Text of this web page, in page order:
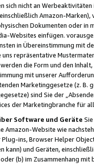
sich nicht an
Amazon-
Dokumenten oder in
Websites einfügen.
in Übereinstimmung mit
repräsentative
die Form und den
mit unserer
Marketinggesetze (z. B.
sind Sie der
der Marketingbranche für
Software und Geräte
Amazon-Website wie
ins, Browser Helper
kann) und Geräten,
(b) im Zusammenhang